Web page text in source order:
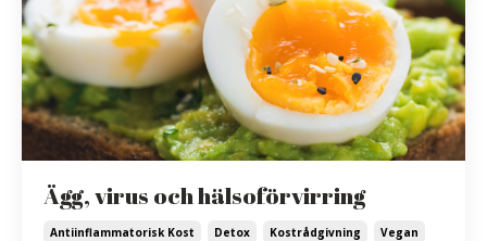
Ägg, virus och hälsoförvirring
Antiinflammatorisk Kost Detox Kostrådgivning
Vegan